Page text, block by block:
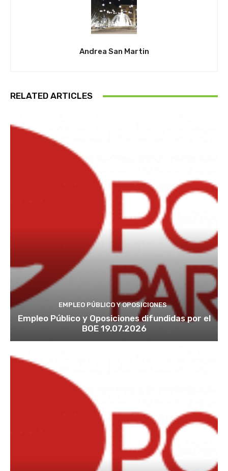
Andrea San Martin
RELATED ARTICLES
EMPLEO PÚBLICO Y OPOSICIONES
Empleo Público y Oposiciones difundidas por el
BOE 19.07.2026